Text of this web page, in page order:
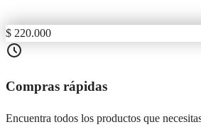
$ 220.000
Compras rápidas
Encuentra todos los productos que